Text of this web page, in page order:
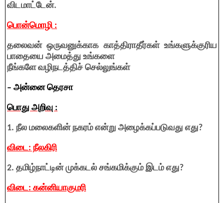
விடமாட்டேன்.
பொன்மொழி :
தலைவன் ஒருவனுக்காக காத்திராதீர்கள் உங்களுக்குரிய
பாதையை அமைத்து உங்களை
நீங்களே வழிநடத்திச் செல்லுங்கள்
– அன்னை தெரசா
பொது அறிவு :
1. நீல மலைகளின் நகரம் என்று அழைக்கப்படுவது எது?
விடை: நீலகிரி
2. தமிழ்நாட்டின் முக்கடல் சங்கமிக்கும் இடம் எது?
விடை: கன்னியாகுமரி